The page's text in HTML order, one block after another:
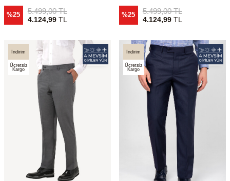
%25 5.499,00TL
4.124,99TL
%25 5.499,00TL
4.124,99TL
İndirim
Ücretsiz
Kargo
İndirim
Ücretsiz
Kargo